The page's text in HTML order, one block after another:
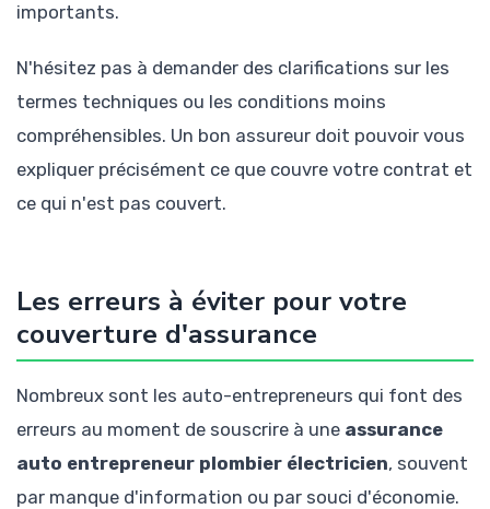
importants.
N'hésitez pas à demander des clarifications sur les
termes techniques ou les conditions moins
compréhensibles. Un bon assureur doit pouvoir vous
expliquer précisément ce que couvre votre contrat et
ce qui n'est pas couvert.
Les erreurs à éviter pour votre
couverture d'assurance
Nombreux sont les auto-entrepreneurs qui font des
erreurs au moment de souscrire à une assurance
auto entrepreneur plombier électricien, souvent
par manque d'information ou par souci d'économie.